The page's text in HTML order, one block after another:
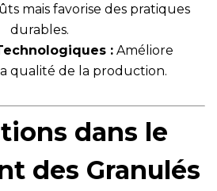
mais favorise des pratiques
durables.
:Améliore
qualité de la production.
dans le
des Granulés